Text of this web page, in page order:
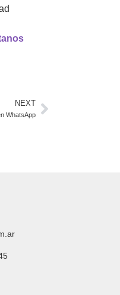
NEXT
WhatsApp